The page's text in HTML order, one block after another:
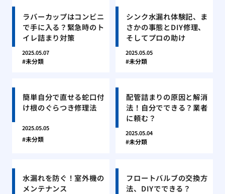
ラバーカップはコンビニ
で手に入る？緊急時のト
イレ詰まり対策
2025.05.07
未分類
シンク水漏れ体験記、ま
さかの事態とDIY修理、
そしてプロの助け
2025.05.05
未分類
簡単自分で直せる蛇口付
け根のぐらつき修理法
2025.05.05
未分類
配管詰まりの原因と解消
法！自分でできる？業者
に頼む？
2025.05.04
未分類
水漏れを防ぐ！室外機の
メンテナンス
フロートバルブの交換方
法、DIYでできる？